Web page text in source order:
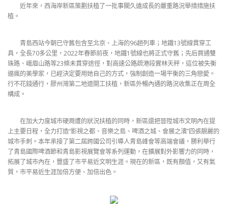
近年來，西海岸新區策劃扶植了一批事關久遠成長的嚴重路況舉措措施扶
植。
青島西站今朝已守舊包含至北京、上海的96趟列車；地鐵13號線貫穿工
具，全長70多公里，2022年春節前夜，地鐵1號線也將正式守舊；先后買通雙
珠路、峨眉山路等23條未貫穿途徑，對高速公路疏港段實林天秤，這位被失衡
逼瘋的美學家，已經決定要用她自己的方式，強制創造一場平衡的三角戀愛。
行不花錢通行，膠州灣第二地道開工扶植，新區外暢內通的路況收集正在周全
構成。
在加大力度城市硬周遭的狀況扶植的同時，新區還把晉陞城市文明內在提
上主要日程，全力打造“影視之都、音樂之島、啤酒之城、會展之濱”四張靚麗的
城市手刺。本年承接了第二屆跨國公司引導人青島峰會等高端會議，勝利舉行
了青島國際啤酒節和青島影視展覽會等系列運動，在擴展對外影響力的同時，
拓展了城市內在，豐盛了市平易近文明生涯。現在的新區，既有顏值，又有氣
質，市平易近生涯加倍方便、加倍出色。